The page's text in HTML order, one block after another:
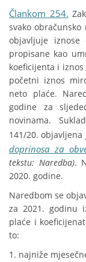
Člankom 254.
svako
objavljuje iznose
propisane kao
koeficijenta i
početni iznos
neto plaće.
godine za
novinama.
141/20.
doprinosa za
tekstu: Naredba).
2020. godine.
Naredbom se
za 2021. godinu
plaće i
to:
1. najniže